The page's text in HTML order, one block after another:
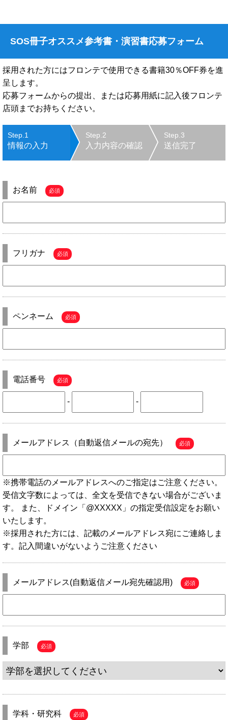
SOS冊子オススメ参考書・演習書応募フォーム
採用された方にはフロンテで使用できる書籍30％OFF券を進
呈します。
応募フォームからの提出、または応募用紙に記入後フロンテ
店頭までお持ちください。
Step.1
情報の入力
Step.2
入力内容の確認
Step.3
送信完了
お名前 必須
フリガナ 必須
ペンネーム 必須
電話番号 必須
- -
メールアドレス（自動返信メールの宛先） 必須
※携帯電話のメールアドレスへのご指定はご注意ください。
受信文字数によっては、全文を受信できない場合がございま
す。 また、ドメイン「@XXXXX」の指定受信設定をお願い
いたします。
※採用された方には、記載のメールアドレス宛にご連絡しま
す。記入間違いがないようご注意ください
メールアドレス(自動返信メール宛先確認用) 必須
学部 必須
学科・研究科 必須